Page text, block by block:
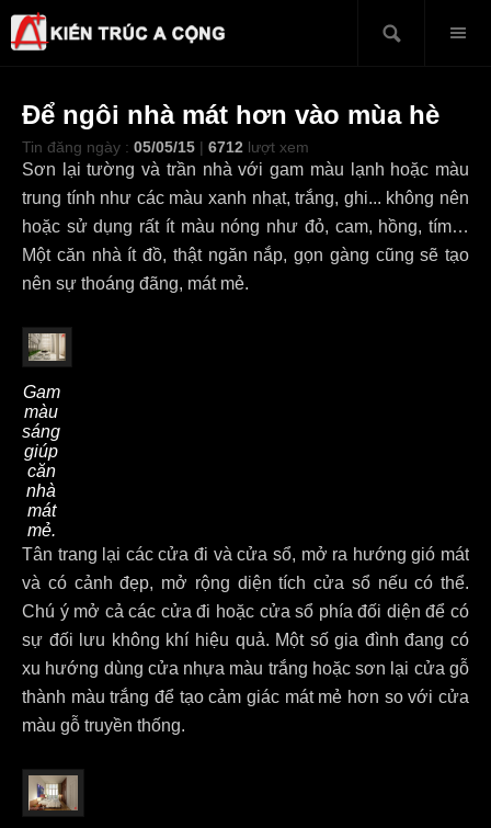
Để ngôi nhà mát hơn vào mùa hè
Tin đăng ngày : 05/05/15 | 6712 lượt xem
Sơn lại tường và trần nhà với gam màu lạnh hoặc màu
trung tính như các màu xanh nhạt, trắng, ghi... không nên
hoặc sử dụng rất ít màu nóng như đỏ, cam, hồng, tím…
Một căn nhà ít đồ, thật ngăn nắp, gọn gàng cũng sẽ tạo
nên sự thoáng đãng, mát mẻ.
Gam
màu
sáng
giúp
căn
nhà
mát
mẻ.
Tân trang lại các cửa đi và cửa sổ, mở ra hướng gió mát
và có cảnh đẹp, mở rộng diện tích cửa sổ nếu có thể.
Chú ý mở cả các cửa đi hoặc cửa sổ phía đối diện để có
sự đối lưu không khí hiệu quả. Một số gia đình đang có
xu hướng dùng cửa nhựa màu trắng hoặc sơn lại cửa gỗ
thành màu trắng để tạo cảm giác mát mẻ hơn so với cửa
màu gỗ truyền thống.